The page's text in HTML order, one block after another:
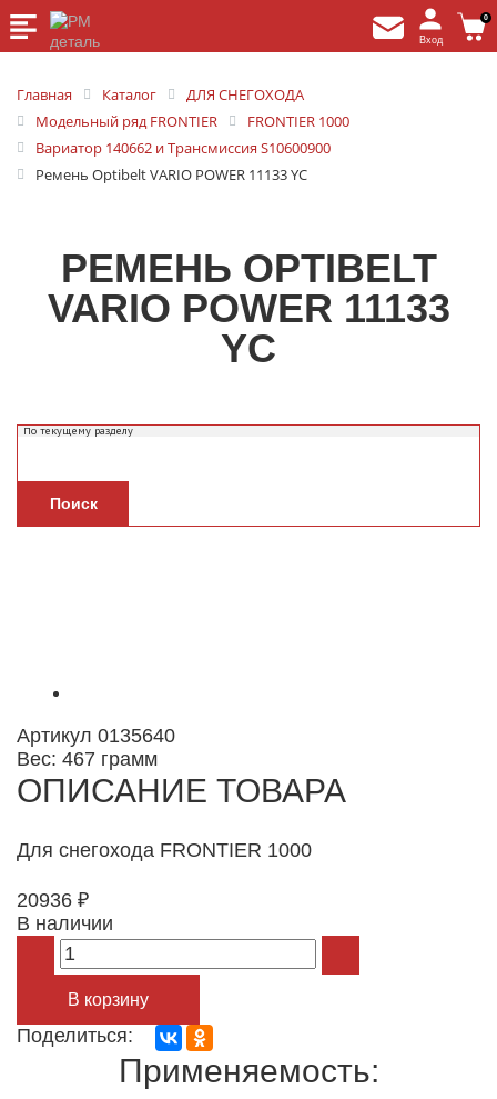
Вход
0
Главная Каталог
ДЛЯ СНЕГОХОДА
Модельный ряд FRONTIER
FRONTIER 1000
Вариатор 140662 и Трансмиссия S10600900
Ремень Optibelt VARIO POWER 11133 YC
РЕМЕНЬ OPTIBELT
VARIO POWER 11133
YC
Поиск
Артикул 0135640
Вес: 467 грамм
ОПИСАНИЕ ТОВАРА
Для снегохода FRONTIER 1000
20936 ₽
В наличии
В корзину
Поделиться:
Применяемость: